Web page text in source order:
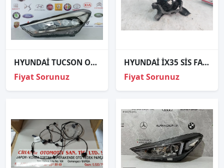
HYUNDAİ TUCSON ORJİNAL ÇIKMA SOL FAR
Fiyat Sorunuz
HYUNDAİ İX35 SİS FARI SAĞ 92202-2Y
Fiyat Sorunuz